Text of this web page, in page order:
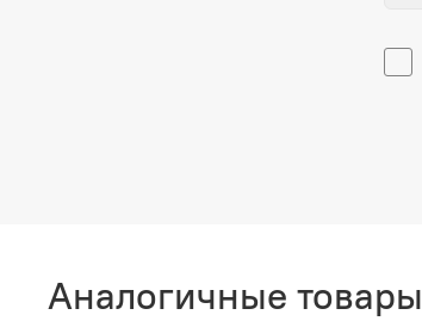
Аналогичные товары